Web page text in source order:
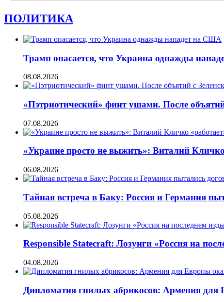
ПОЛИТИКА
Трамп опасается, что Украина однажды
08.08.2026
«Пэтриотический» финт ушами. После
07.08.2026
«Украине просто не выжить»: Виталий
06.08.2026
Тайная встреча в Баку: Россия и Германия
05.08.2026
Responsible Statecraft: Лозунги «Россия на
04.08.2026
Дипломатия гнилых абрикосов: Армения для